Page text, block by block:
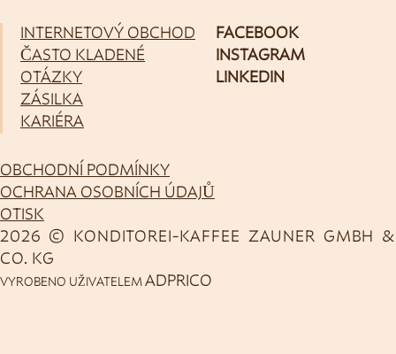
INTERNETOVÝ OBCHOD
ČASTO KLADENÉ
OTÁZKY
ZÁSILKA
KARIÉRA
FACEBOOK
INSTAGRAM
LINKEDIN
2026 © KONDITOREI-KAFFEE ZAUNER GMBH &
CO. KG
OBCHODNÍ PODMÍNKY
OCHRANA OSOBNÍCH ÚDAJŮ
OTISK
VYROBENO UŽIVATELEM ADPRICO